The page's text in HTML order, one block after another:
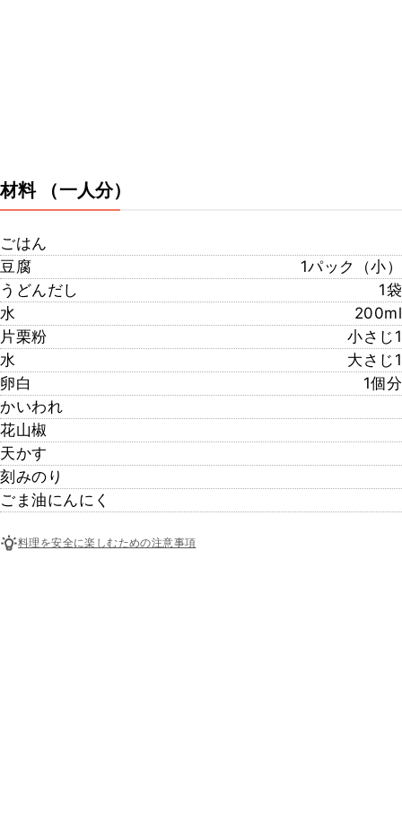
材料 （一人分）
ごはん
豆腐
1パック（小）
うどんだし
1袋
水
200ml
片栗粉
小さじ1
水
大さじ1
卵白
1個分
かいわれ
花山椒
天かす
刻みのり
ごま油にんにく
料理を安全に楽しむための注意事項